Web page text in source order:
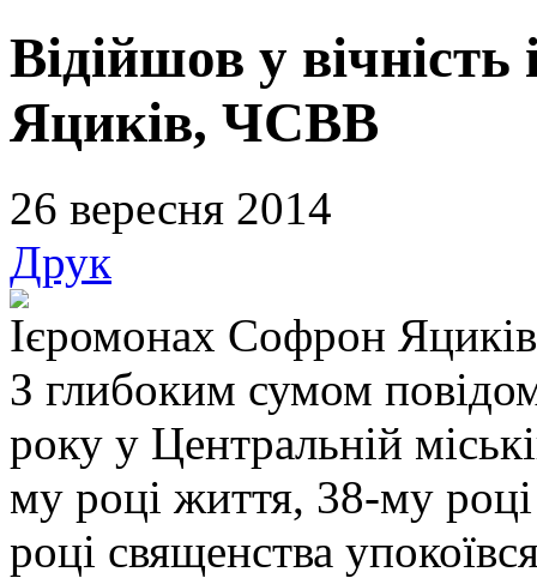
Відійшов у
Яциків, ЧСВВ
26 вересня 2014
Друк
Ієромонах Софрон
З глибоким сумом
року у Центральній
му році життя, 38-му
році священства